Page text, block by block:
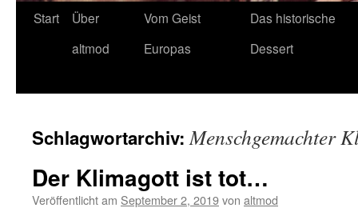
Start
Über
altmod
Vom Geist
Europas
Das historische
Dessert
Schlagwortarchiv:Menschgemachter
Der Klimagott ist tot…
Veröffentlicht am September 2, 2019von altmod